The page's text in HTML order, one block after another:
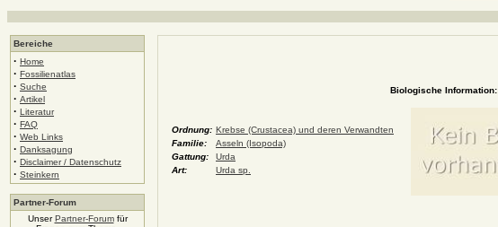
Bereiche
· Home
· Fossilienatlas
· Suche
· Artikel
· Literatur
· FAQ
· Web Links
· Danksagung
· Disclaimer / Datenschutz
· Steinkern
Partner-Forum
UnserPartner-Forumfür
Biologische Information:
Ordnung: Krebse (Crustacea) und deren Verwandten
Familie:
Asseln (Isopoda)
Gattung:
Urda
Art:
Urda sp.